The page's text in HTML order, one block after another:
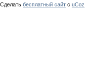
Сделать бесплатный сайт с uCoz